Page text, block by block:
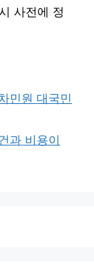
사전에 정
민원 대국민
과 비용이